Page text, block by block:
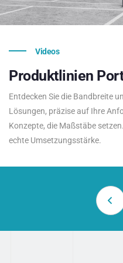
Videos
Produktlinien
Entdecken Sie die Bandbreite
Lösungen, präzise auf Ihre
Konzepte, die Maßstäbe
echte Umsetzungsstärke.